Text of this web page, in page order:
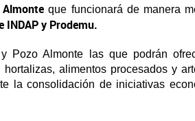
que funcionará de manera
INDAP y Prodemu.
Pozo Almonte las que podrán
alimentos procesados y
la consolidación de iniciativas